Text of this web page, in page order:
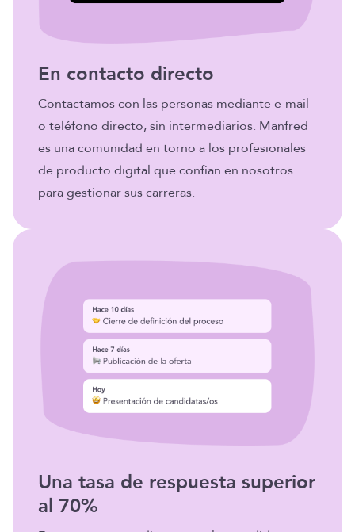
En contacto directo
Contactamos con las personas mediante e-mail
o teléfono directo, sin intermediarios. Manfred
es una comunidad en torno a los profesionales
de producto digital que confían en nosotros
para gestionar sus carreras.
Una tasa de respuesta superior
al 70%